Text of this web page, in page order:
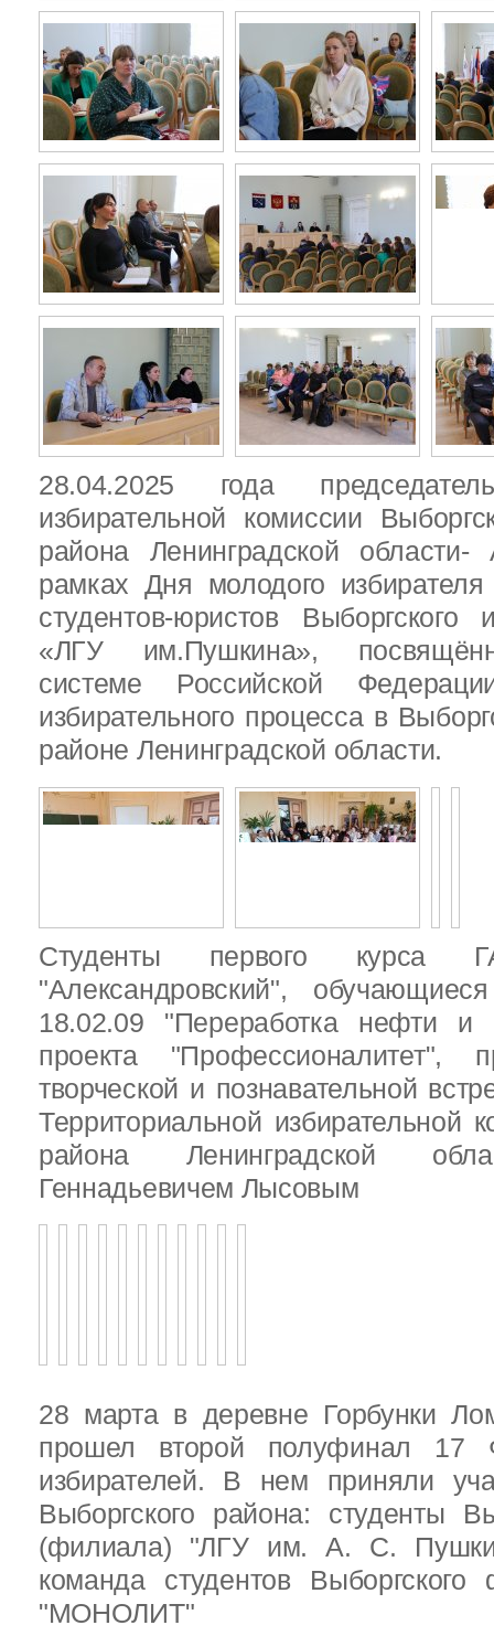
28.04.2025 года
избирательной комиссии
района Ленинградской
рамках Дня молодого
студентов-юристов Выборгского
«ЛГУ им.Пушкина»,
системе Российской
избирательного процесса в
районе Ленинградской области.
Студенты первого
"Александровский",
18.02.09 "Переработка нефти и
проекта "Профессионалитет",
творческой и познавательной
Территориальной избирательной
района Ленинградской
Геннадьевичем Лысовым
28 марта в деревне Горбунки
прошел второй полуфинал 17
избирателей. В нем приняли
Выборгского района: студенты
(филиала) "ЛГУ им. А. С.
команда студентов
"МОНОЛИТ"